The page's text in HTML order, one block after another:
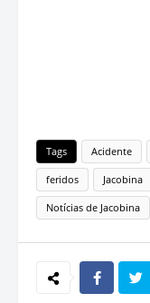
Tags Acidente
feridos Jacobina
Notícias de Jacobina